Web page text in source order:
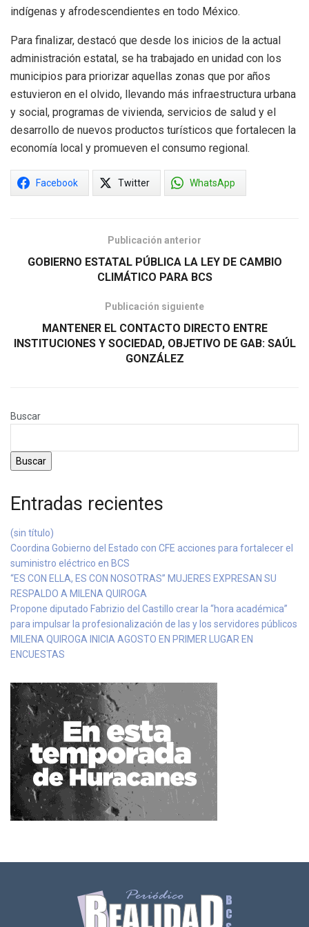
indígenas y afrodescendientes en todo México.
Para finalizar, destacó que desde los inicios de la actual
administración estatal, se ha trabajado en unidad con los
municipios para priorizar aquellas zonas que por años
estuvieron en el olvido, llevando más infraestructura urbana
y social, programas de vivienda, servicios de salud y el
desarrollo de nuevos productos turísticos que fortalecen la
economía local y promueven el consumo regional.
Facebook Twitter WhatsApp
Publicación anterior
GOBIERNO ESTATAL PÚBLICA LA LEY DE CAMBIO
CLIMÁTICO PARA BCS
Publicación siguiente
MANTENER EL CONTACTO DIRECTO ENTRE
INSTITUCIONES Y SOCIEDAD, OBJETIVO DE GAB: SAÚL
GONZÁLEZ
Buscar
Buscar
Entradas recientes
(sin título)
Coordina Gobierno del Estado con CFE acciones para fortalecer el
suministro eléctrico en BCS
“ES CON ELLA, ES CON NOSOTRAS” MUJERES EXPRESAN SU
RESPALDO A MILENA QUIROGA
Propone diputado Fabrizio del Castillo crear la “hora académica”
para impulsar la profesionalización de las y los servidores públicos
MILENA QUIROGA INICIA AGOSTO EN PRIMER LUGAR EN
ENCUESTAS